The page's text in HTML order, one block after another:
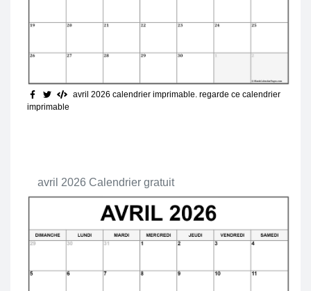
avril 2026 calendrier imprimable . regarde ce calendrier
imprimable
avril 2026 Calendrier gratuit